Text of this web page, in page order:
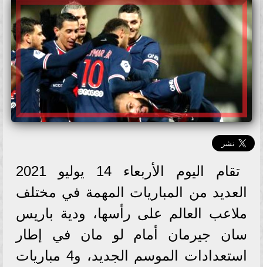
تقام اليوم الأربعاء 14 يوليو 2021
العديد من المباريات المهمة في مختلف
ملاعب العالم على رأسها، ودية باريس
سان جيرمان أمام لو مان في إطار
استعدادات الموسم الجديد، و4 مباريات